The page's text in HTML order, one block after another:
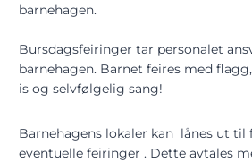
barnehagen.
Bursdagsfeiringer tar personalet
barnehagen. Barnet feires med
is og selvfølgelig sang!
Barnehagens lokaler kan lånes ut til
eventuelle feiringer . Dette avtales